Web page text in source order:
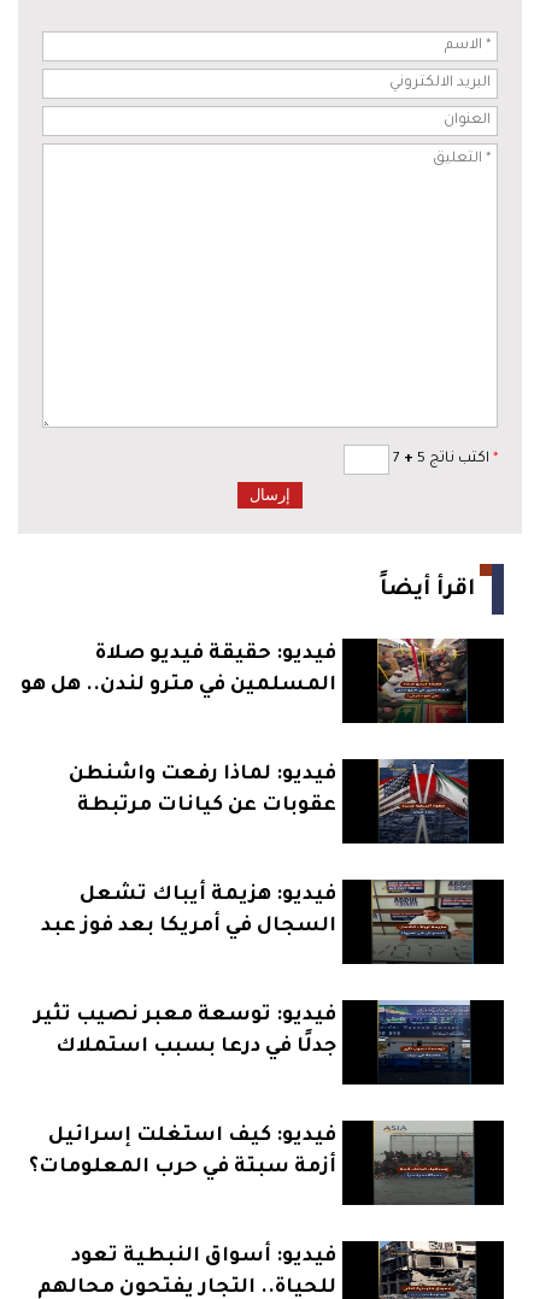
* اكتب ناتج 5 +
اقرأ أيضاً
فيديو: حقيقة فيديو صلاة
المسلمين في مترو لندن.. هل هو
فيديو: لماذا رفعت واشنطن
عقوبات عن كيانات مرتبطة
فيديو: هزيمة أيباك تشعل
السجال في أمريكا بعد فوز عبد
فيديو: توسعة معبر نصيب تثير
جدلًا في درعا بسبب استملاك
فيديو: كيف استغلت إسرائيل
أزمة سبتة في حرب المعلومات؟
فيديو: أسواق النبطية تعود
للحياة.. التجار يفتحون محالهم